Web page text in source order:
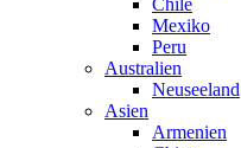
Chile
Mexiko
Peru
Australien
Neuseeland
Asien
Armenien